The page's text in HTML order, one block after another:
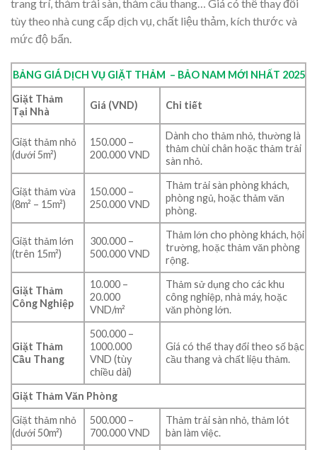
trang trí, thảm trải sàn, thảm cầu thang… Giá có thể thay đổi
tùy theo nhà cung cấp dịch vụ, chất liệu thảm, kích thước và
mức độ bẩn.
BẢNG GIÁ DỊCH VỤ GIẶT THẢM – BẢO NAM MỚI NHẤT 2025
Giặt Thảm
Tại Nhà
Giá (VND) Chi tiết
Giặt thảm nhỏ
(dưới 5m²)
150.000 –
200.000 VND
Dành cho thảm nhỏ, thường là
thảm chùi chân hoặc thảm trải
sàn nhỏ.
Giặt thảm vừa
(8m² – 15m²)
150.000 –
250.000 VND
Thảm trải sàn phòng khách,
phòng ngủ, hoặc thảm văn
phòng.
Giặt thảm lớn
(trên 15m²)
300.000 –
500.000 VND
Thảm lớn cho phòng khách, hội
trường, hoặc thảm văn phòng
rộng.
Giặt Thảm
Công Nghiệp
10.000 –
20.000
VND/m²
Thảm sử dụng cho các khu
công nghiệp, nhà máy, hoặc
văn phòng lớn.
Giặt Thảm
Cầu Thang
500.000 –
1000.000
VND (tùy
chiều dài)
Giá có thể thay đổi theo số bậc
cầu thang và chất liệu thảm.
Giặt Thảm Văn Phòng
Giặt thảm nhỏ
(dưới 50m²)
500.000 –
700.000 VND
Thảm trải sàn nhỏ, thảm lót
bàn làm việc.